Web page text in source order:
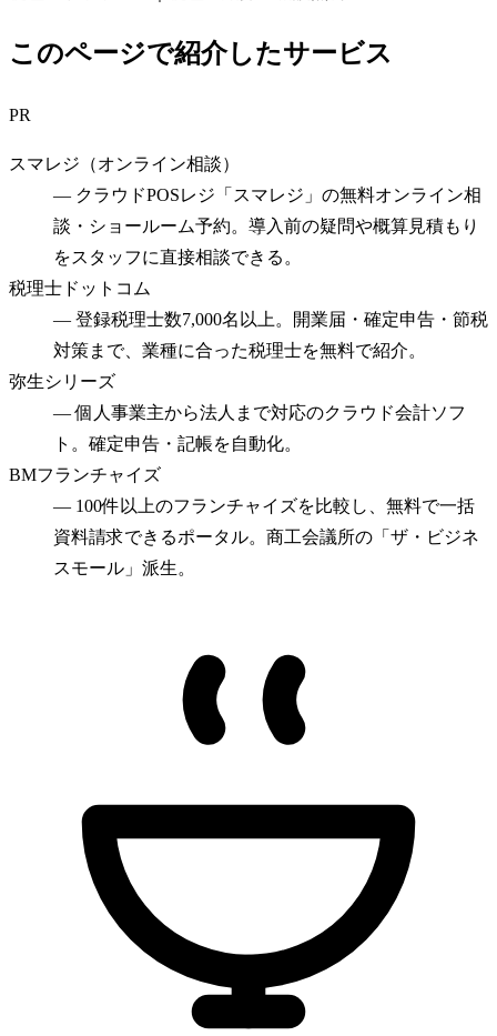
このページで紹介したサービス
PR
スマレジ（オンライン相談）
— クラウドPOSレジ「スマレジ」の無料オンライン相
談・ショールーム予約。導入前の疑問や概算見積もり
をスタッフに直接相談できる。
税理士ドットコム
— 登録税理士数7,000名以上。開業届・確定申告・節税
対策まで、業種に合った税理士を無料で紹介。
弥生シリーズ
—個人事業主から法人まで対応のクラウド会計ソフ
ト。確定申告・記帳を自動化。
BMフランチャイズ
— 100件以上のフランチャイズを比較し、無料で一括
資料請求できるポータル。商工会議所の「ザ・ビジネ
スモール」派生。